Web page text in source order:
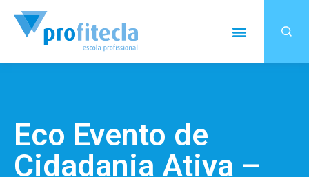
Eco Evento de
Cidadania Ativa –